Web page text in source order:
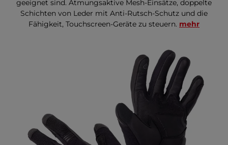
geeignet sind. Atmungsaktive Mesh-Einsätze, doppelte
Schichten von Leder mit Anti-Rutsch-Schutz und die
Fähigkeit, Touchscreen-Geräte zu steuern. mehr